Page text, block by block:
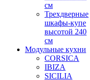
см
Трехдверные
шкафы-купе
высотой 240
см
Модульные кухни
CORSICA
IBIZA
SICILIA